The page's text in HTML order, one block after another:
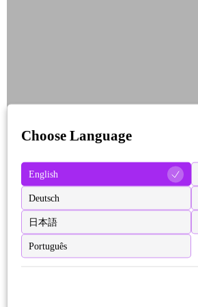
Choose Language
English
Deutsch
日本語
Português